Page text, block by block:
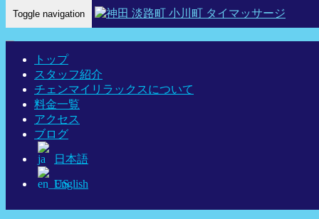
Toggle navigation
トップ
スタッフ紹介
チェンマイリラックスについて
料金一覧
アクセス
ブログ
日本語
English
Home- ナミ-…
ナミ-神田 タイマッサージ タイ古式マッサージ チェンマイ
リラックス